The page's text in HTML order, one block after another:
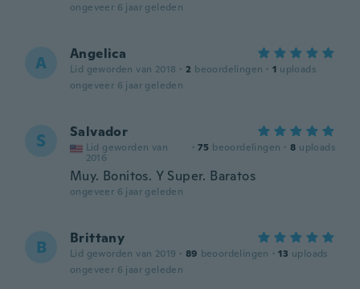
ongeveer 6 jaar geleden
A Angelica
Lid geworden van 2018 · 2 beoordelingen · 1 uploads
ongeveer 6 jaar geleden
S Salvador
Lid geworden van
2016
· 75 beoordelingen · 8 uploads
Muy. Bonitos. Y Super. Baratos
ongeveer 6 jaar geleden
B Brittany
Lid geworden van 2019 · 89 beoordelingen · 13 uploads
ongeveer 6 jaar geleden